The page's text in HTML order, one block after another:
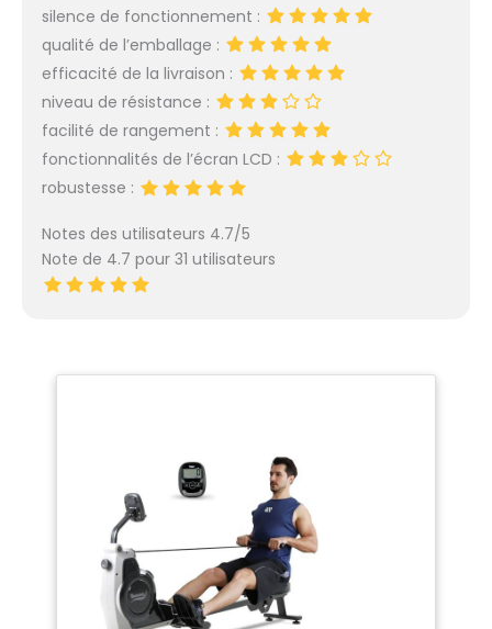
silence de fonctionnement :
qualité de l’emballage :
efficacité de la livraison :
niveau de résistance :
facilité de rangement :
fonctionnalités de l’écran LCD :
robustesse :
Notes des utilisateurs 4.7/5
Note de 4.7 pour 31 utilisateurs